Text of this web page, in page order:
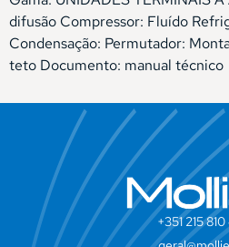
difusão Compressor: Fluído
Condensação: Permutador:
teto Documento: manual técnico
+351 215